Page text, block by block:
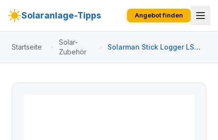
Solaranlage-Tipps Angebot finden
Startseite
Solar-
Zubehör
Solarman Stick Logger LSW-